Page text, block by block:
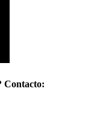
Contacto: